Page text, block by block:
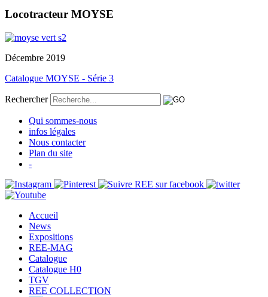
Locotracteur MOYSE
Décembre 2019
Catalogue MOYSE - Série 3
Rechercher
Qui sommes-nous
infos légales
Nous contacter
Plan du site
-
Accueil
News
Expositions
REE-MAG
Catalogue
Catalogue H0
TGV
REE COLLECTION